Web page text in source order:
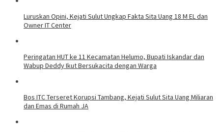
Luruskan Opini, Kejati Sulut Ungkap Fakta Sita Uang 18 M EL dan
Owner IT Center
Peringatan HUT ke 11 Kecamatan Helumo, Bupati Iskandar dan
Wabup Deddy Ikut Bersukacita dengan Warga
Bos ITC Terseret Korupsi Tambang, Kejati Sulut Sita Uang Miliaran
dan Emas di Rumah JA